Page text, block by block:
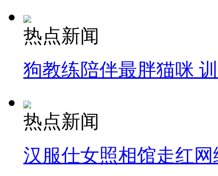
热点新闻
狗教练陪伴最胖猫咪
热点新闻
汉服仕女照相馆走红网